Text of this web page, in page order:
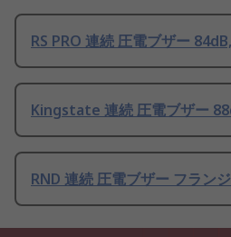
RS PRO 連続 圧電ブザー
Kingstate 連続 圧電ブザー
RND 連続 圧電ブザー フラン